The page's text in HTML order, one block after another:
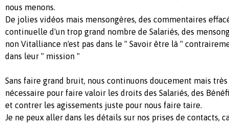
nous menons.
De jolies vidéos mais mensongères, des commentaires
continuelle d'un trop grand nombre de Salariés, des
non Vitalliance n'est pas dans le " Savoir être là "
dans leur " mission "
Sans faire grand bruit, nous continuons doucement mais
nécessaire pour faire valoir les droits des Salariés, des
et contrer les agissements juste pour nous faire taire.
Je ne peux aller dans les détails sur nos prises de contacts,